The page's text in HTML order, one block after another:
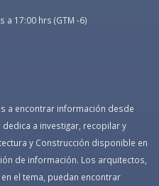
a 17:00 hrs (GTM -6)
a encontrar información desde
a investigar, recopilar y
y Construcción disponible en
de información. Los arquitectos,
el tema, puedan encontrar